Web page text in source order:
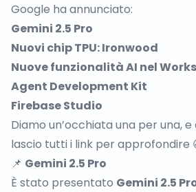
Google ha annunciato:
Gemini 2.5 Pro
Nuovi chip TPU: Ironwood
Nuove funzionalità AI nel
Agent Development Kit
Firebase Studio
Diamo un’occhiata una per una,
lascio tutti i link per approfondire
📌 Gemini 2.5 Pro
È stato presentato Gemini 2.5